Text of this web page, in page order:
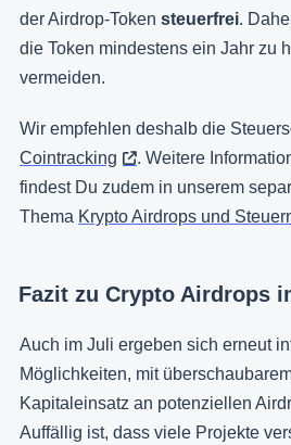
der Airdrop-Token steuerfrei.
die Token mindestens ein Jahr zu
vermeiden.
Wir empfehlen deshalb die
Cointracking
. Weitere
findest Du zudem in unserem
Thema Krypto Airdrops und
Fazit zu Crypto Airdrops
Auch im Juli ergeben sich erneut
Möglichkeiten, mit
Kapitaleinsatz an potenziellen
Auffällig ist, dass viele Projekte